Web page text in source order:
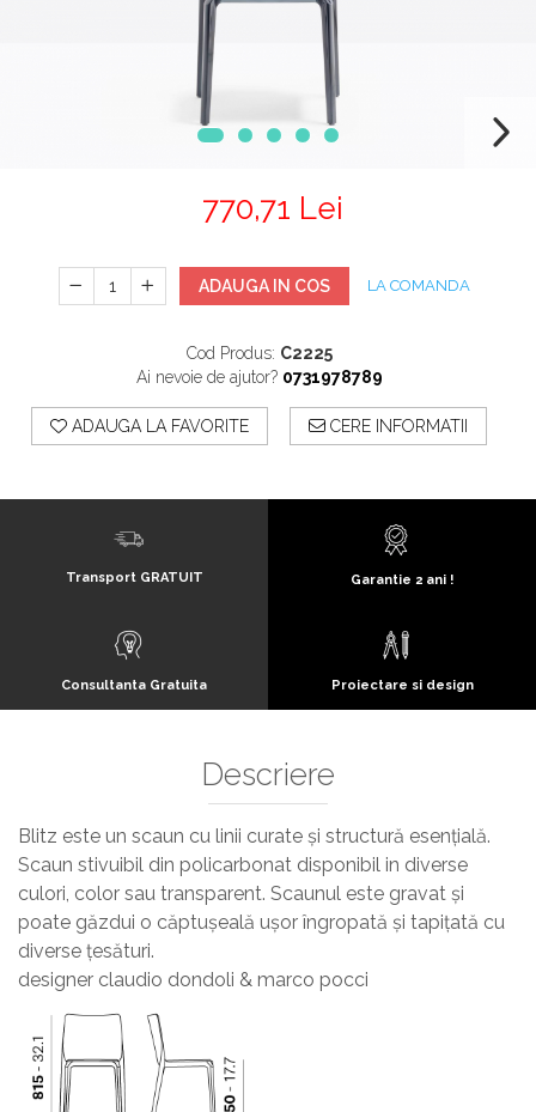
Scaune Inalte De Bar770,71 Lei
ADAUGA IN COS LA COMANDA
Cod Produs: C2225
Ai nevoie de ajutor? 0731978789
ADAUGA LA FAVORITE CERE INFORMATII
Transport GRATUIT Garantie 2 ani !
Consultanta Gratuita Proiectare si design
Descriere
Blitz este un scaun cu linii curate și structură esențială.
Scaun stivuibil din policarbonat disponibil in diverse
culori, color sau transparent. Scaunul este gravat și
poate găzdui o căptușeală ușor îngropată și tapițată cu
diverse țesături.
designer claudio dondoli & marco pocci